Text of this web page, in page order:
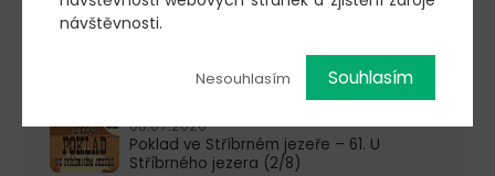
Stříbrného jezera (4/8)
Poklad ve Stříbrném jezeře – 62. U
08.07.2026
Poklad ve Stříbrném jezeře – 61. U
Stříbrného jezera (2/8)
návštěvnosti.
Nesouhlasím Souhlasím